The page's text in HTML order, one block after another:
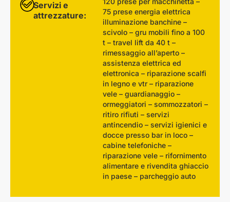
Servizi e
attrezzature:
75 prese energia elettrica
illuminazione banchine –
scivolo – gru mobili fino a 100
t – travel lift da 40 t –
rimessaggio all’aperto –
assistenza elettrica ed
elettronica – riparazione scalfi
in legno e vtr – riparazione
vele – guardianaggio –
ormeggiatori – sommozzatori –
ritiro rifiuti – servizi
antincendio – servizi igienici e
docce presso bar in loco –
cabine telefoniche –
riparazione vele – rifornimento
alimentare e rivendita ghiaccio
in paese – parcheggio auto